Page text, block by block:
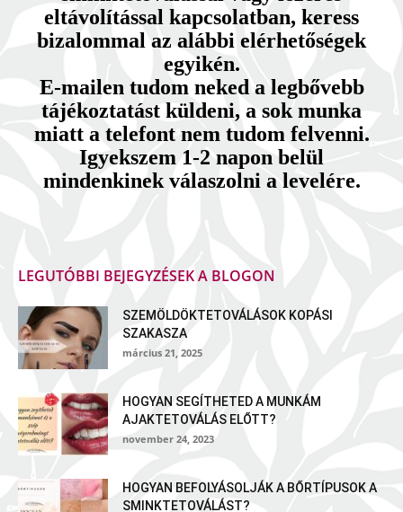
eltávolítással kapcsolatban, keress
bizalommal az alábbi elérhetőségek
egyikén.
E-mailen tudom neked a legbővebb
tájékoztatást küldeni, a sok munka
miatt a telefont nem tudom felvenni.
Igyekszem 1-2 napon belül
mindenkinek válaszolni a levelére.
LEGUTÓBBI BEJEGYZÉSEK A BLOGON
SZEMÖLDÖKTETOVÁLÁSOK KOPÁSI
SZAKASZA
március 21, 2025
HOGYAN SEGÍTHETED A MUNKÁM
AJAKTETOVÁLÁS ELŐTT?
november 24, 2023
HOGYAN BEFOLYÁSOLJÁK A BŐRTÍPUSOK A
SMINKTETOVÁLÁST?